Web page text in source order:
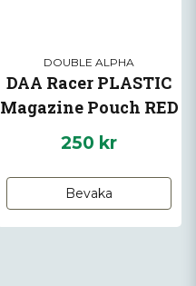
DOUBLE ALPHA
DAA Racer PLASTIC
Magazine Pouch RED
250 kr
Bevaka